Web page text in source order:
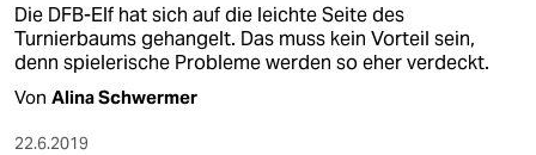
Die DFB-Elf hat sich auf die leichte Seite des
Turnierbaums gehangelt. Das muss kein Vorteil sein,
denn spielerische Probleme werden so eher verdeckt.
Von Alina Schwermer
22.6.2019